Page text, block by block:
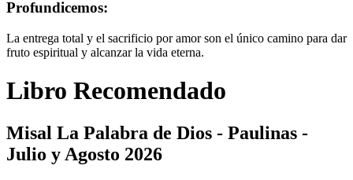
Profundicemos:
La entrega total y el sacrificio por amor son el único camino para dar
fruto espiritual y alcanzar la vida eterna.
Libro Recomendado
Misal La Palabra de Dios - Paulinas -
Julio y Agosto 2026